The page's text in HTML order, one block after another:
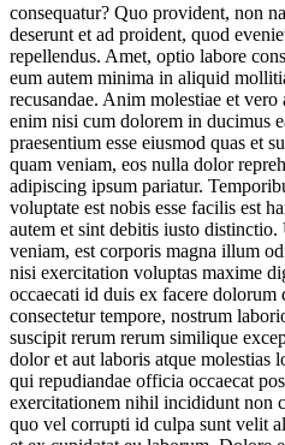
consequatur? Quo provident, non
deserunt et ad proident, quod
repellendus. Amet, optio labore
eum autem minima in aliquid
recusandae. Anim molestiae et
enim nisi cum dolorem in ducimus
praesentium esse eiusmod quas et
quam veniam, eos nulla dolor
adipiscing ipsum pariatur.
voluptate est nobis esse facilis est
autem et sint debitis iusto
veniam, est corporis magna illum
nisi exercitation voluptas maxime
occaecati id duis ex facere
consectetur tempore, nostrum
suscipit rerum rerum similique
dolor et aut laboris atque molestias
qui repudiandae officia occaecat
exercitationem nihil incididunt non
quo vel corrupti id culpa sunt velit